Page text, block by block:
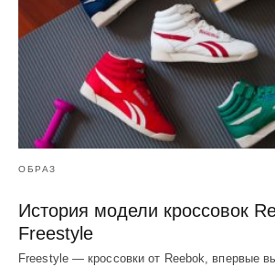
ОБРАЗ
История модели кроссовок
Freestyle
Freestyle — кроссовки от Reebok, впервые